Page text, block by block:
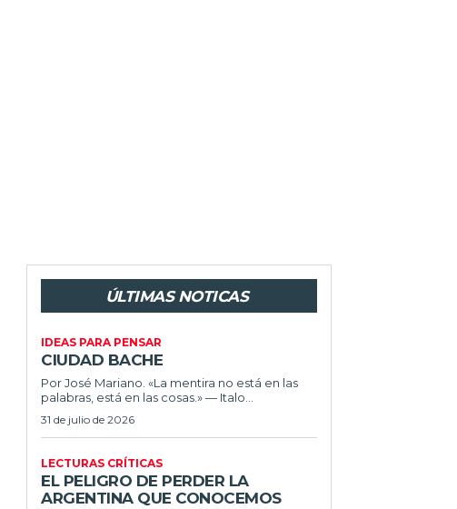
ÚLTIMAS NOTICAS
IDEAS PARA PENSAR
CIUDAD BACHE
Por José Mariano. «La mentira no está en las
palabras, está en las cosas.» — Italo...
31 de julio de 2026
LECTURAS CRÍTICAS
EL PELIGRO DE PERDER LA
ARGENTINA QUE CONOCEMOS